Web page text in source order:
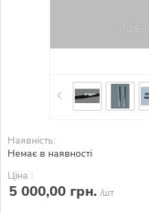
Наявність:
Немає в наявності
Ціна :
5 000,00 грн. /шт